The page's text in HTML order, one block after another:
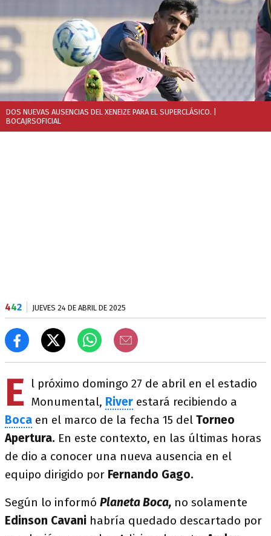
DOS NUEVAS AUSENCIAS DEL XENEIZE PARA EL SUPERCLÁSICO.
BOCAJRSOFICIAL
442 JUEVES 24 DE ABRIL DE 2025
E
l próximo domingo 27 de abril en el estadio
Monumental, River estará recibiendo a
Boca en el marco de la fecha 15 del Torneo
Apertura. En este contexto, en las últimas horas
de dio a conocer una nueva ausencia en el
equipo dirigido por Fernando Gago.
Según lo informó Planeta Boca, no solamente
Edinson Cavani habría quedado descartado por